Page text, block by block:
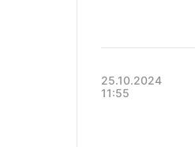
25.10.2024
11:55